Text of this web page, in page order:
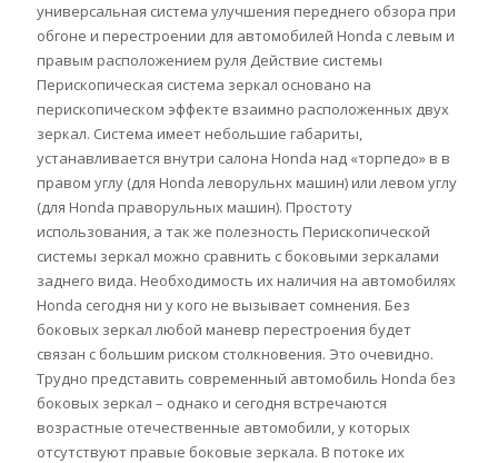
универсальная система улучшения переднего обзора при
обгоне и перестроении для автомобилей Honda с левым и
правым расположением руля Действие системы
Перископическая система зеркал основано на
перископическом эффекте взаимно расположенных двух
зеркал. Система имеет небольшие габариты,
устанавливается внутри салона Honda над «торпедо» в в
правом углу (для Honda леворульнх машин) или левом углу
(для Honda праворульных машин). Простоту
использования, а так же полезность Перископической
системы зеркал можно сравнить с боковыми зеркалами
заднего вида. Необходимость их наличия на автомобилях
Honda сегодня ни у кого не вызывает сомнения. Без
боковых зеркал любой маневр перестроения будет
связан с большим риском столкновения. Это очевидно.
Трудно представить современный автомобиль Honda без
боковых зеркал – однако и сегодня встречаются
возрастные отечественные автомобили, у которых
отсутствуют правые боковые зеркала. В потоке их